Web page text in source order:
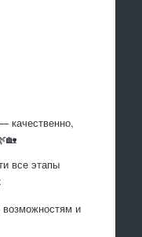
качественно,
все этапы
и